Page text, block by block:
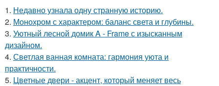
1. Недавно узнала одну странную историю.
2. Монохром с характером: баланс света и глубины.
3. Уютный лесной домик A - Frame с изысканным
дизайном.
4. Светлая ванная комната: гармония уюта и
практичности.
5. Цветные двери - акцент, который меняет весь